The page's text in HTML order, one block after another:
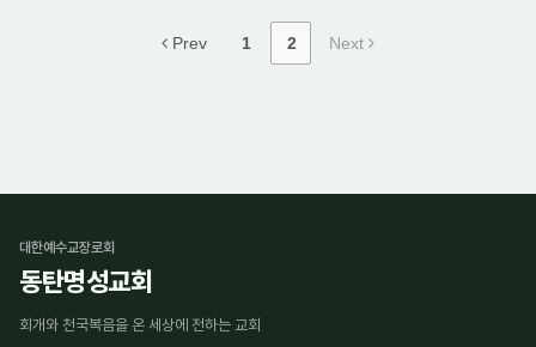
Prev 1 2 Next
대한예수교장로회
동탄명성교회
회개와 천국복음을 온 세상에 전하는 교회